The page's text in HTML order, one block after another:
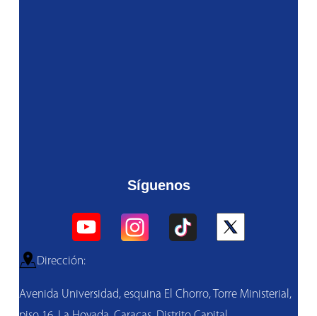
Síguenos
Dirección:
Avenida Universidad, esquina El Chorro, Torre Ministerial,